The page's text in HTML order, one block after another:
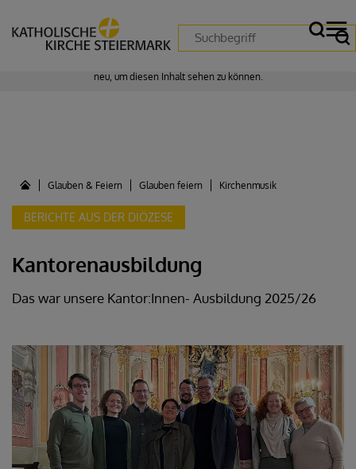
Zustimmung erforderlich!
neu, um diesen Inhalt sehen zu können.
Glauben & Feiern Glauben feiern Kirchenmusik
BERICHTE AUS DER DIÖZESE
Kantorenausbildung
Das war unsere Kantor:Innen- Ausbildung 2025/26